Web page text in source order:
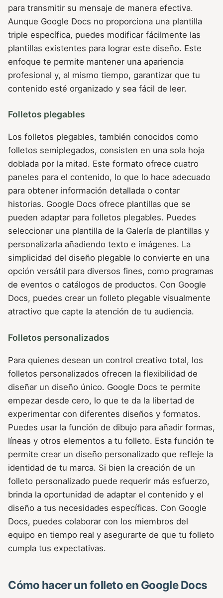
para transmitir su mensaje de manera efectiva.
Aunque Google Docs no proporciona una plantilla
triple específica, puedes modificar fácilmente las
plantillas existentes para lograr este diseño. Este
enfoque te permite mantener una apariencia
profesional y, al mismo tiempo, garantizar que tu
contenido esté organizado y sea fácil de leer.
Folletos plegables
Los folletos plegables, también conocidos como
folletos semiplegados, consisten en una sola hoja
doblada por la mitad. Este formato ofrece cuatro
paneles para el contenido, lo que lo hace adecuado
para obtener información detallada o contar
historias. Google Docs ofrece plantillas que se
pueden adaptar para folletos plegables. Puedes
seleccionar una plantilla de la Galería de plantillas y
personalizarla añadiendo texto e imágenes. La
simplicidad del diseño plegable lo convierte en una
opción versátil para diversos fines, como programas
de eventos o catálogos de productos. Con Google
Docs, puedes crear un folleto plegable visualmente
atractivo que capte la atención de tu audiencia.
Folletos personalizados
Para quienes desean un control creativo total, los
folletos personalizados ofrecen la flexibilidad de
diseñar un diseño único. Google Docs te permite
empezar desde cero, lo que te da la libertad de
experimentar con diferentes diseños y formatos.
Puedes usar la función de dibujo para añadir formas,
líneas y otros elementos a tu folleto. Esta función te
permite crear un diseño personalizado que refleje la
identidad de tu marca. Si bien la creación de un
folleto personalizado puede requerir más esfuerzo,
brinda la oportunidad de adaptar el contenido y el
diseño a tus necesidades específicas. Con Google
Docs, puedes colaborar con los miembros del
equipo en tiempo real y asegurarte de que tu folleto
cumpla tus expectativas.
Cómo hacer un folleto en Google Docs